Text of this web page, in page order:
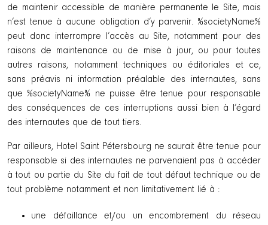
de maintenir accessible de manière permanente le Site, mais
n’est tenue à aucune obligation d’y parvenir. %societyName%
peut donc interrompre l’accès au Site, notamment pour des
raisons de maintenance ou de mise à jour, ou pour toutes
autres raisons, notamment techniques ou éditoriales et ce,
sans préavis ni information préalable des internautes, sans
que %societyName% ne puisse être tenue pour responsable
des conséquences de ces interruptions aussi bien à l’égard
des internautes que de tout tiers.
Par ailleurs, Hotel Saint Pétersbourg ne saurait être tenue pour
responsable si des internautes ne parvenaient pas à accéder
à tout ou partie du Site du fait de tout défaut technique ou de
tout problème notamment et non limitativement lié à :
une défaillance et/ou un encombrement du réseau